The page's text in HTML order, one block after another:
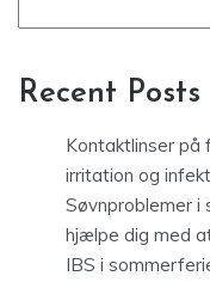
Recent Posts
Kontaktlinser på
irritation og
Søvnproblemer i
hjælpe dig med
IBS i